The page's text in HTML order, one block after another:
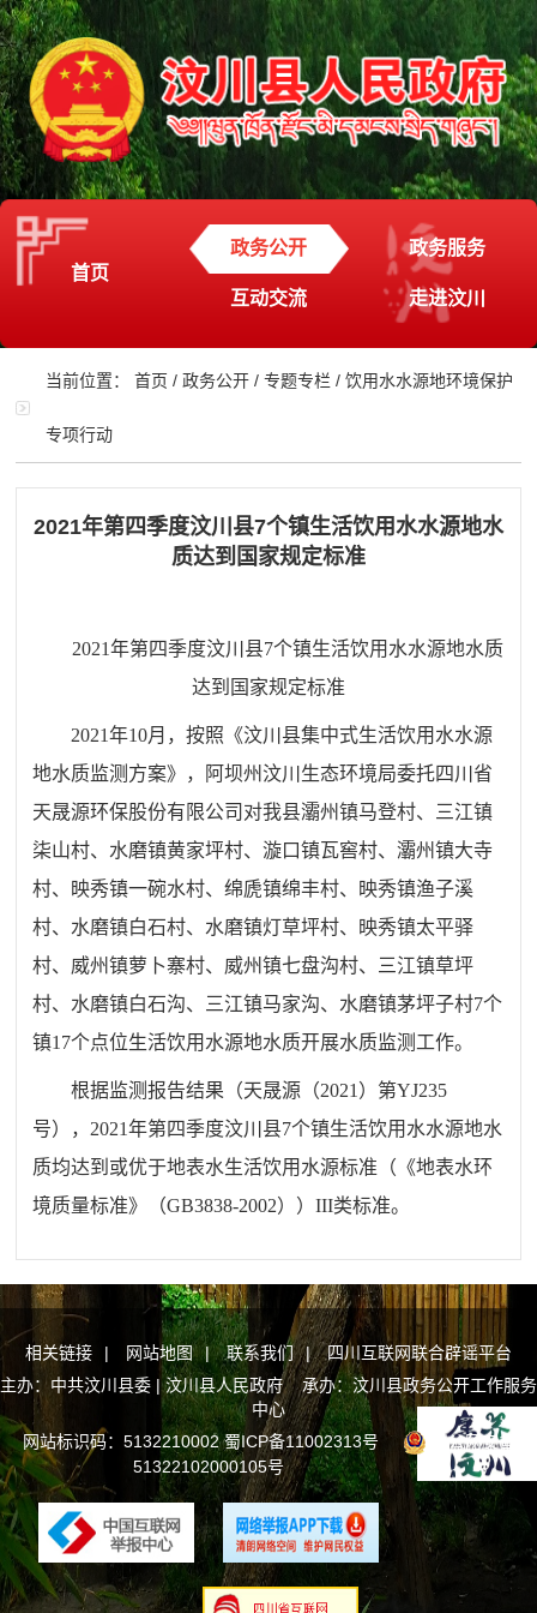
首页
政务公开 政务服务
互动交流 走进汶川
当前位置：首页 /政务公开 /专题专栏 /饮用水水源地环境保护
专项行动
2021年第四季度汶川县7个镇生活饮用水水源地水
质达到国家规定标准
2021年第四季度汶川县7个镇生活饮用水水源地水质
达到国家规定标准
2021年10月，按照《汶川县集中式生活饮用水水源
地水质监测方案》，阿坝州汶川生态环境局委托四川省
天晟源环保股份有限公司对我县灞州镇马登村、三江镇
柒山村、水磨镇黄家坪村、漩口镇瓦窖村、灞州镇大寺
村、映秀镇一碗水村、绵虒镇绵丰村、映秀镇渔子溪
村、水磨镇白石村、水磨镇灯草坪村、映秀镇太平驿
村、威州镇萝卜寨村、威州镇七盘沟村、三江镇草坪
村、水磨镇白石沟、三江镇马家沟、水磨镇茅坪子村7个
镇17个点位生活饮用水源地水质开展水质监测工作。
根据监测报告结果（天晟源（2021）第YJ235
号），2021年第四季度汶川县7个镇生活饮用水水源地水
质均达到或优于地表水生活饮用水源标准（《地表水环
境质量标准》（GB3838-2002））III类标准。
相关链接 | 网站地图 | 联系我们 |
四川互联网联合辟谣平台
主办：中共汶川县委 | 汶川县人民政府 承办：汶川县政务公开工作服务
中心
网站标识码：5132210002蜀ICP备11002313号
川公网安备
51322102000105号